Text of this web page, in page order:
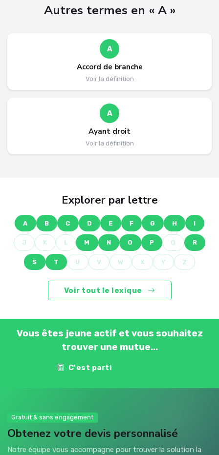
Autres termes en « A »
A
Accord de branche
Voir la définition
A
Ayant droit
Voir la définition
Explorer par lettre
A B C D E F G H I
J K L M N O P Q R
S T U V W X Y Z
Voir tout le lexique
Vous êtes jeune actif et vous souhaitez
trouver une mutue...
C'est parti
Gratuit & sans engagement
Obtenez votre devis personnalisé
Notre équipe vous accompagne pour trouver la solution la